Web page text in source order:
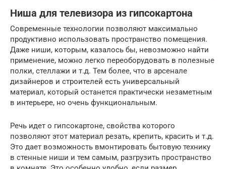
Ниша для телевизора из гипсокартона
Современные технологии позволяют максимально
продуктивно использовать пространство помещения.
Даже ниши, которым, казалось бы, невозможно найти
применение, можно легко переоборудовать в полезные
полки, стеллажи и т.д. Тем более, что в арсенале
дизайнеров и строителей есть универсальный
материал, который останется практически незаметным
в интерьере, но очень функциональным.
Речь идет о гипсокартоне, свойства которого
позволяют этот материал резать, крепить, красить и т.д.
Это дает возможность вмонтировать бытовую технику
в стенные ниши и тем самым, разгрузить пространство